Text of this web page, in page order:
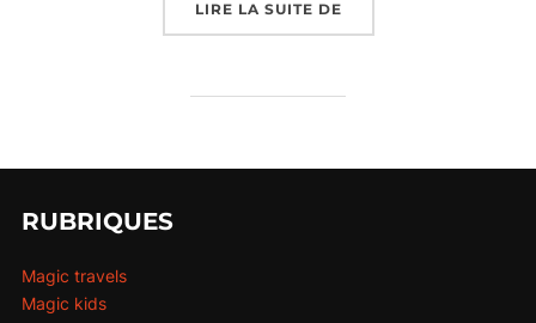
LIRE LA SUITE DE« 5 RAISONS DE
RUBRIQUES
Magic travels
Magic kids